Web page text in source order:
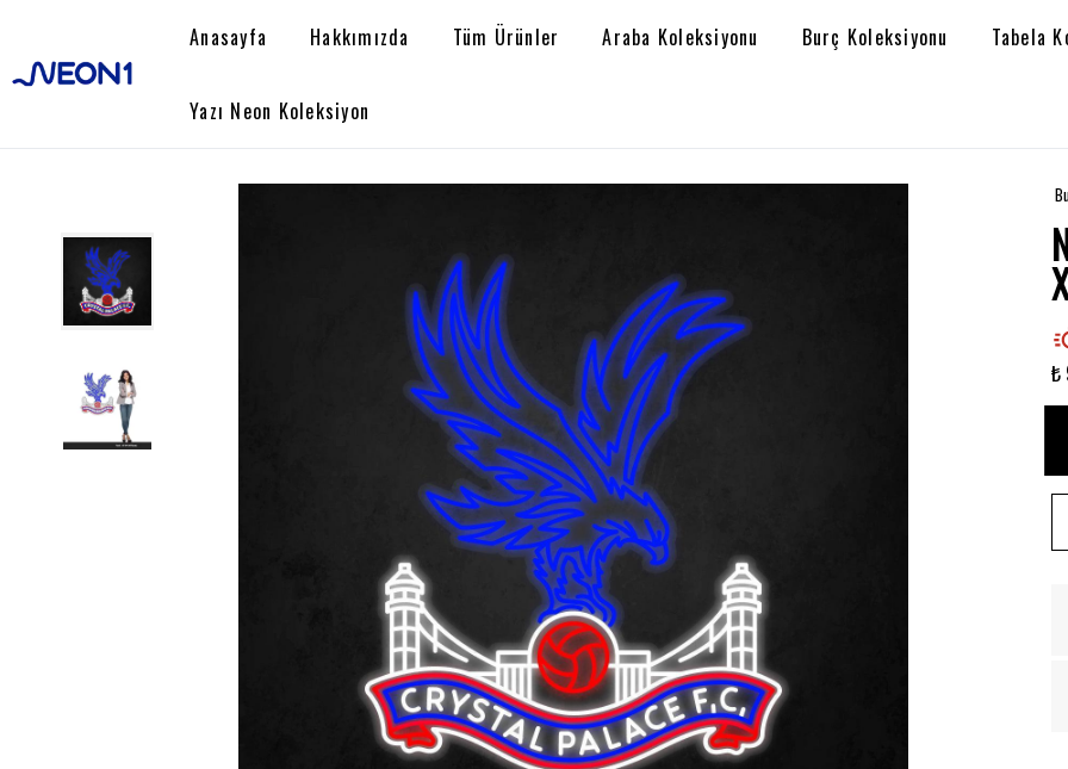
Anasayfa Hakkımızda Tüm Ürünler Araba Koleksiyonu Burç Koleksiyonu Tabela
Yazı Neon Koleksiyon
₺